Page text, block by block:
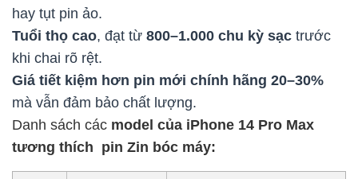
hay tụt pin ảo.
Tuổi thọ cao, đạt từ 800–1.000 chu kỳ sạc trước
khi chai rõ rệt.
Giá tiết kiệm hơn pin mới chính hãng 20–30%
mà vẫn đảm bảo chất lượng.
Danh sách các model của iPhone 14 Pro Max
tương thích pin Zin bóc máy: